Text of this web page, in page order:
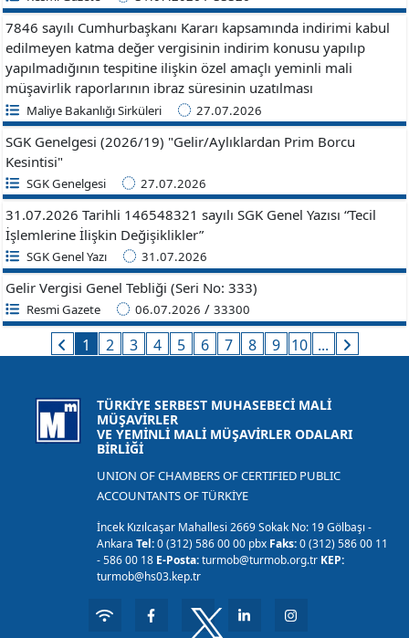
7846 sayılı Cumhurbaşkanı Kararı kapsamında indirimi kabul
edilmeyen katma değer vergisinin indirim konusu yapılıp
yapılmadığının tespitine ilişkin özel amaçlı yeminli mali
müşavirlik raporlarının ibraz süresinin uzatılması
Maliye Bakanlığı Sirküleri 27.07.2026
SGK Genelgesi (2026/19) "Gelir/Aylıklardan Prim Borcu
Kesintisi"
SGK Genelgesi 27.07.2026
31.07.2026 Tarihli 146548321 sayılı SGK Genel Yazısı “Tecil
İşlemlerine İlişkin Değişiklikler”
SGK Genel Yazı 31.07.2026
Gelir Vergisi Genel Tebliği (Seri No: 333)
Resmi Gazete 06.07.2026 / 33300
1 2 3 4 5 6 7 8 9 10 ...
TÜRKİYE SERBEST MUHASEBECİ MALİ
MÜŞAVİRLER
VE YEMİNLİ MALİ MÜŞAVİRLER ODALARI
BİRLİĞİ
UNION OF CHAMBERS OF CERTIFIED PUBLIC
ACCOUNTANTS OF TÜRKİYE
İncek Kızılcaşar Mahallesi 2669 Sokak No: 19 Gölbaşı -
AnkaraTel:0 (312) 586 00 00 pbx Faks:0 (312) 586 00 11
- 586 00 18 E-Posta:turmob@turmob.org.tr KEP:
turmob@hs03.kep.tr